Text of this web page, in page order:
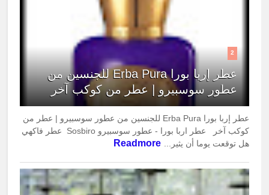
2
عطر إربا بورا Erba Pura للجنسين من
عطور سوسبيرو | عطر من كوكب آخر
عطر إربا بورا Erba Pura للجنسين من عطور سوسبيرو | عطر من
كوكب آخر عطر اربا بورا - عطور سوسبيرو Sosbiro عطر فاكهي
هل توقعت يوما أن يثير... Readmore